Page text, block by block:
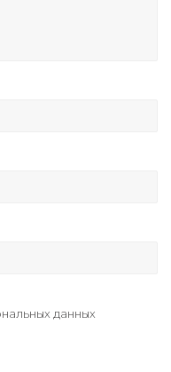
данных